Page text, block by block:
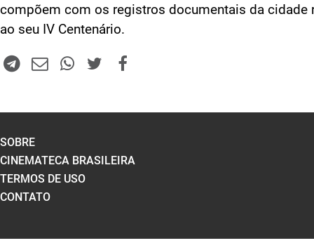
compõem com os registros documentais da cidade
ao seu IV Centenário.
SOBRE
CINEMATECA BRASILEIRA
TERMOS DE USO
CONTATO